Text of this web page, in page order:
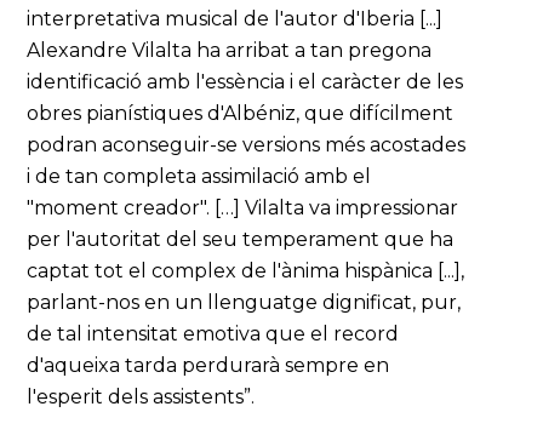
interpretativa musical de l'autor d'Iberia [...]
Alexandre Vilalta ha arribat a tan pregona
identificació amb l'essència i el caràcter de les
obres pianístiques d'Albéniz, que difícilment
podran aconseguir-se versions més acostades
i de tan completa assimilació amb el
"moment creador". […] Vilalta va impressionar
per l'autoritat del seu temperament que ha
captat tot el complex de l'ànima hispànica [...],
parlant-nos en un llenguatge dignificat, pur,
de tal intensitat emotiva que el record
d'aqueixa tarda perdurarà sempre en
l'esperit dels assistents”.